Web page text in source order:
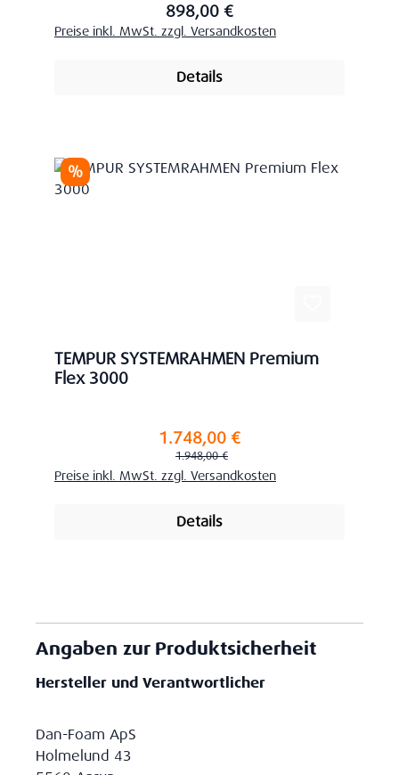
898,00 €
Preise inkl. MwSt. zzgl. Versandkosten
Details
Rabatt
%
TEMPUR SYSTEMRAHMEN Premium
Flex 3000
Verkaufspreis:1.748,00 €
Regulärer Preis:
1.948,00 €
Preise inkl. MwSt. zzgl. Versandkosten
Details
Angaben zur Produktsicherheit
Hersteller und Verantwortlicher
Dan-Foam ApS
Holmelund 43